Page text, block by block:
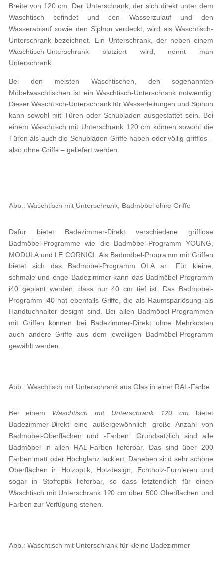
Breite von 120 cm. Der Unterschrank, der sich direkt unter dem
Waschtisch befindet und den Wasserzulauf und den
Wasserablauf sowie den Siphon verdeckt, wird als Waschtisch-
Unterschrank bezeichnet. Ein Unterschrank, der neben einem
Waschtisch-Unterschrank platziert wird, nennt man
Unterschrank.
Bei den meisten Waschtischen, den sogenannten
Möbelwaschtischen ist ein Waschtisch-Unterschrank notwendig.
Dieser Waschtisch-Unterschrank für Wasserleitungen und Siphon
kann sowohl mit Türen oder Schubladen ausgestattet sein. Bei
einem Waschtisch mit Unterschrank 120 cm können sowohl die
Türen als auch die Schubladen Griffe haben oder völlig grifflos –
also ohne Griffe – geliefert werden.
Abb.: Waschtisch mit Unterschrank, Badmöbel ohne Griffe
Dafür bietet Badezimmer-Direkt verschiedene grifflose
Badmöbel-Programme wie die Badmöbel-Programm YOUNG,
MODULA und LE CORNICI. Als Badmöbel-Programm mit Griffen
bietet sich das Badmöbel-Programm OLA an. Für kleine,
schmale und enge Badezimmer kann das Badmöbel-Programm
i40 geplant werden, dass nur 40 cm tief ist. Das Badmöbel-
Programm i40 hat ebenfalls Griffe, die als Raumsparlösung als
Handtuchhalter designt sind. Bei allen Badmöbel-Programmen
mit Griffen können bei Badezimmer-Direkt ohne Mehrkosten
auch andere Griffe aus dem jeweiligen Badmöbel-Programm
gewählt werden.
Abb.: Waschtisch mit Unterschrank aus Glas in einer RAL-Farbe
Bei einem Waschtisch mit Unterschrank 120 cm bietet
Badezimmer-Direkt eine außergewöhnlich große Anzahl von
Badmöbel-Oberflächen und -Farben. Grundsätzlich sind alle
Badmöbel in allen RAL-Farben lieferbar. Das sind über 200
Farben matt oder Hochglanz lackiert. Daneben sind sehr schöne
Oberflächen in Holzoptik, Holzdesign, Echtholz-Furnieren und
sogar in Stoffoptik lieferbar, so dass letztendlich für einen
Waschtisch mit Unterschrank 120 cm über 500 Oberflächen und
Farben zur Verfügung stehen.
Abb.: Waschtisch mit Unterschrank für kleine Badezimmer